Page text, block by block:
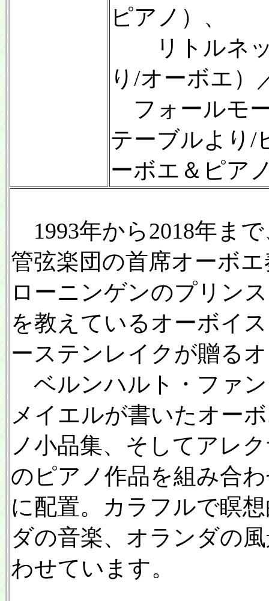
ピアノ）、
リトルネッ
り/オーボエ）
フォールモ
テーブルより/
ーボエ＆ピア
1993年から2018年ま
管弦楽団の首席オーボ
ローニンゲンのプリン
を教えているオーボイ
ーステンレイクが贈る
ベルンハルト・ファ
メイエルが書いたオー
ノ小品集、そしてアレ
のピアノ作品を組み合
に配置。カラフルで瞑
ダの音楽、オランダの
わせています。